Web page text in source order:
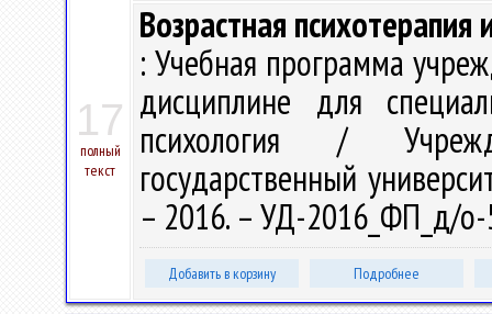
17
полный
текст
Возрастная психотерапия
: Учебная программа
дисциплине для
психология /
государственный
– 2016. – УД-2016_ФП_д/
Добавить в корзину Подробнее